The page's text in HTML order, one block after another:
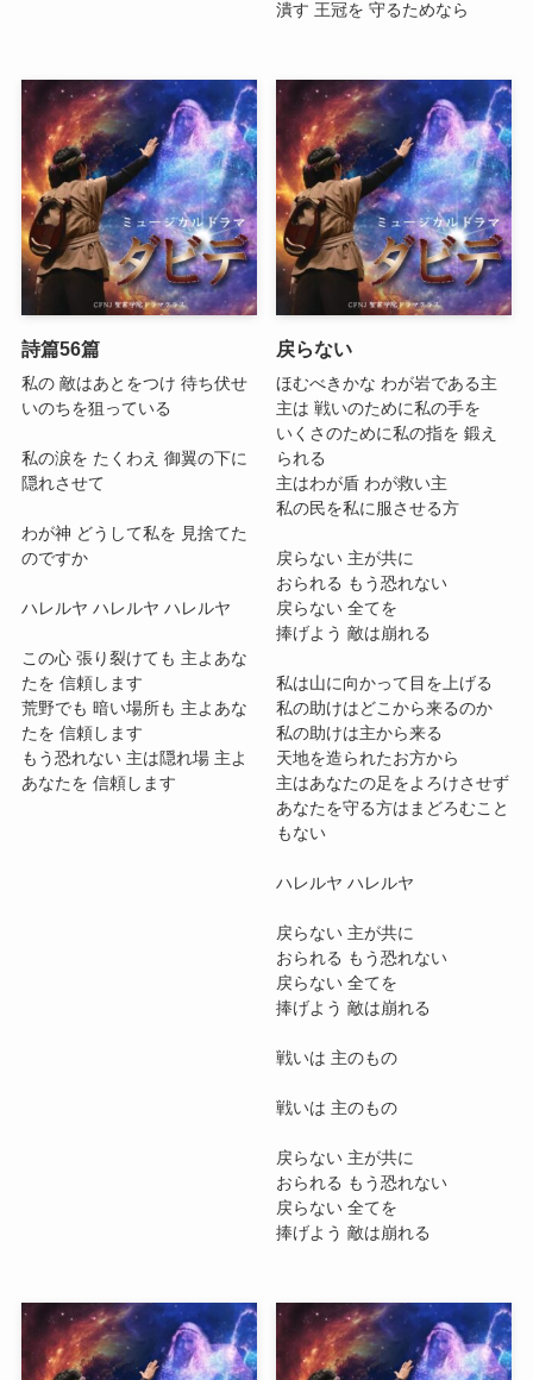
潰す 王冠を 守るためなら
詩篇56篇
私の 敵はあとをつけ 待ち伏せ
いのちを狙っている
私の涙を たくわえ 御翼の下に
隠れさせて
わが神 どうして私を 見捨てた
のですか
ハレルヤ ハレルヤ ハレルヤ
この心 張り裂けても 主よあな
たを 信頼します
荒野でも 暗い場所も 主よあな
たを 信頼します
もう恐れない 主は隠れ場 主よ
あなたを 信頼します
戻らない
ほむべきかな わが岩である主
主は 戦いのために私の手を
いくさのために私の指を 鍛え
られる
主はわが盾 わが救い主
私の民を私に服させる方
戻らない 主が共に
おられる もう恐れない
戻らない 全てを
捧げよう 敵は崩れる
私は山に向かって目を上げる
私の助けはどこから来るのか
私の助けは主から来る
天地を造られたお方から
主はあなたの足をよろけさせず
あなたを守る方はまどろむこと
もない
ハレルヤ ハレルヤ
戻らない 主が共に
おられる もう恐れない
戻らない 全てを
捧げよう 敵は崩れる
戦いは 主のもの
戦いは 主のもの
戻らない 主が共に
おられる もう恐れない
戻らない 全てを
捧げよう 敵は崩れる